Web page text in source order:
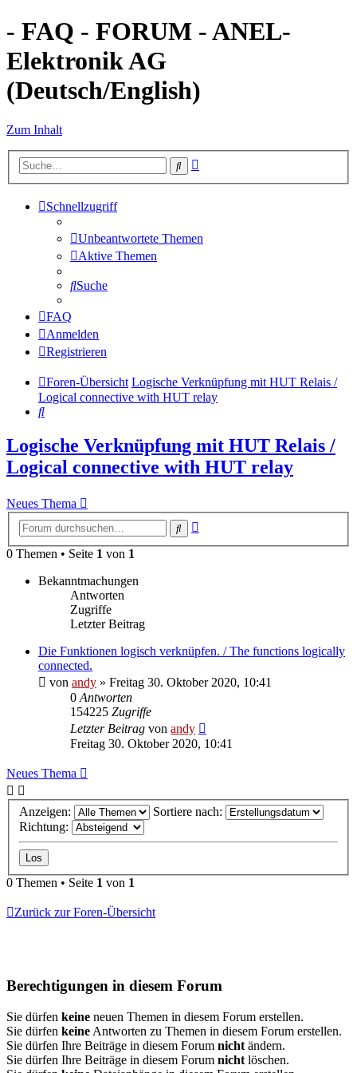
- FAQ - FORUM - ANEL-
Elektronik AG
(Deutsch/English)
Zum Inhalt
Suche
Schnellzugriff
Unbeantwortete Themen
Aktive Themen
Suche
FAQ
Anmelden
Registrieren
Foren-Übersicht Logische Verknüpfung mit HUT Relais /
Logical connective with HUT relay
Suche
Logische Verknüpfung mit HUT Relais /
Logical connective with HUT relay
Neues Thema
Suche
0 Themen • Seite 1 von 1
Bekanntmachungen
Antworten
Zugriffe
Letzter Beitrag
Die Funktionen logisch verknüpfen. / The functions logically
connected.
von andy » Freitag 30. Oktober 2020, 10:41
0 Antworten
154225 Zugriffe
Letzter Beitrag von andy
Freitag 30. Oktober 2020, 10:41
Neues Thema
Anzeigen:
Sortiere nach:
Richtung:
0 Themen • Seite 1 von 1
Zurück zur Foren-Übersicht
Berechtigungen in diesem Forum
Sie dürfen keine neuen Themen in diesem Forum erstellen.
Sie dürfen keine Antworten zu Themen in diesem Forum erstellen.
Sie dürfen Ihre Beiträge in diesem Forum nicht ändern.
Sie dürfen Ihre Beiträge in diesem Forum nicht löschen.